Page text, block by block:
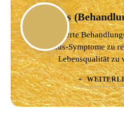
Tinnitus
Spezialisierte
Tinnitus-Symptome zu
Lebensqualität zu
+